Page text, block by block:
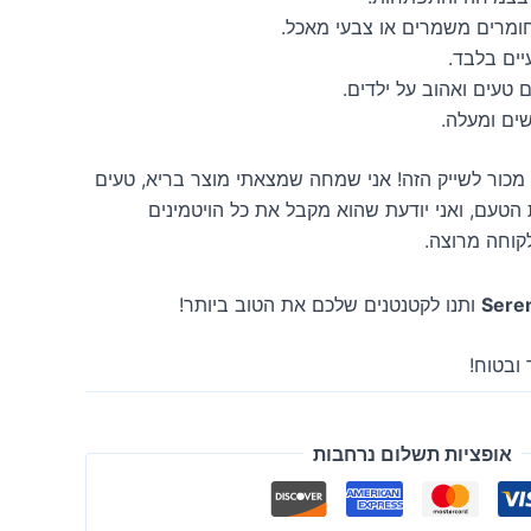
משמרים או צבעי מאכל.
בלבד.
טעים ואהוב על ילדים.
לשייק הזה! אני שמחה שמצאתי מוצר בריא, טעים
ואני יודעת שהוא מקבל את כל הויטמינים
מרוצה.
ותנו לקטנטנים שלכם את הטוב ביותר!
אופציות תשלום נרחבות